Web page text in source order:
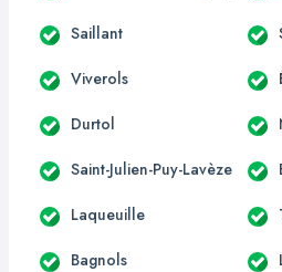
Saillant
Viverols
Durtol
Saint-Julien-Puy-Lavèze
Laqueuille
Bagnols